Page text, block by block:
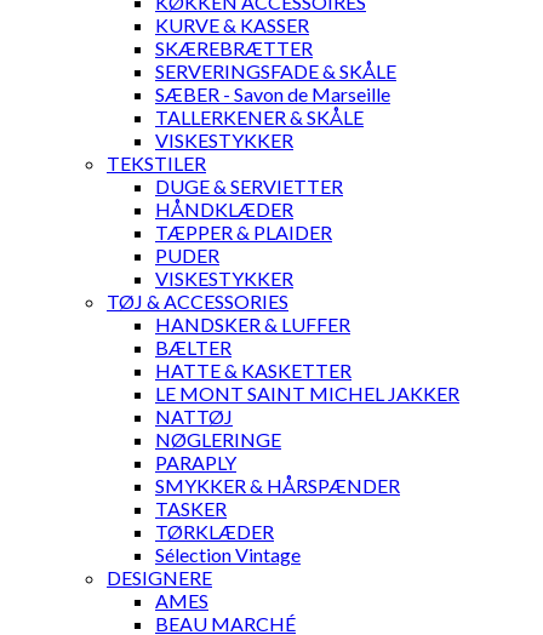
KURVE & KASSER
SKÆREBRÆTTER
SERVERINGSFADE & SKÅLE
SÆBER - Savon de Marseille
TALLERKENER & SKÅLE
VISKESTYKKER
TEKSTILER
DUGE & SERVIETTER
HÅNDKLÆDER
TÆPPER & PLAIDER
PUDER
VISKESTYKKER
TØJ & ACCESSORIES
HANDSKER & LUFFER
BÆLTER
HATTE & KASKETTER
LE MONT SAINT MICHEL JAKKER
NATTØJ
NØGLERINGE
PARAPLY
SMYKKER & HÅRSPÆNDER
TASKER
TØRKLÆDER
Sélection Vintage
DESIGNERE
AMES
BEAU MARCHÉ